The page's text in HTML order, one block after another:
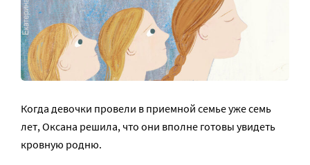
Когда девочки провели в приемной семье уже семь
лет, Оксана решила, что они вполне готовы увидеть
кровную родню.